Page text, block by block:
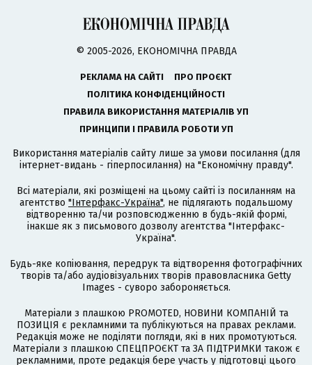
© 2005-2026, ЕКОНОМІЧНА ПРАВДА
РЕКЛАМА НА САЙТІ
ПРО ПРОЄКТ
ПОЛІТИКА КОНФІДЕНЦІЙНОСТІ
ПРАВИЛА ВИКОРИСТАННЯ МАТЕРІАЛІВ УП
ПРИНЦИПИ І ПРАВИЛА РОБОТИ УП
Використання матеріалів сайту лише за умови посилання (для
інтернет-видань - гіперпосилання) на "Економічну правду".
Всі матеріали, які розміщені на цьому сайті із посиланням на
агентство "Інтерфакс-Україна", не підлягають подальшому
відтворенню та/чи розповсюдженню в будь-якій формі,
інакше як з письмового дозволу агентства "Інтерфакс-
Україна".
Будь-яке копіювання, передрук та відтворення фотографічних
творів та/або аудіовізуальних творів правовласника Getty
Images - суворо забороняється.
Матеріали з плашкою PROMOTED, НОВИНИ КОМПАНІЙ та
ПОЗИЦІЯ є рекламними та публікуються на правах реклами.
Редакція може не поділяти погляди, які в них промотуються.
Матеріали з плашкою СПЕЦПРОЄКТ та ЗА ПІДТРИМКИ також є
рекламними, проте редакція бере участь у підготовці цього